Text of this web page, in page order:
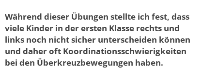
Während dieser Übungen stellte ich fest, dass
viele Kinder in der ersten Klasse rechts und
links noch nicht sicher unterscheiden können
und daher oft Koordinationsschwierigkeiten
bei den Überkreuzbewegungen haben.